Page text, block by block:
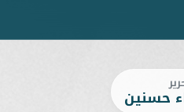
حسنين